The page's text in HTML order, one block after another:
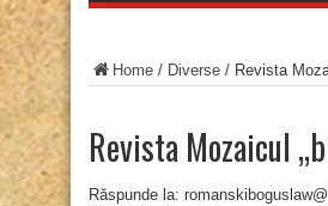
Home / Diverse / Revista
Revista Mozaicul
Răspunde la: